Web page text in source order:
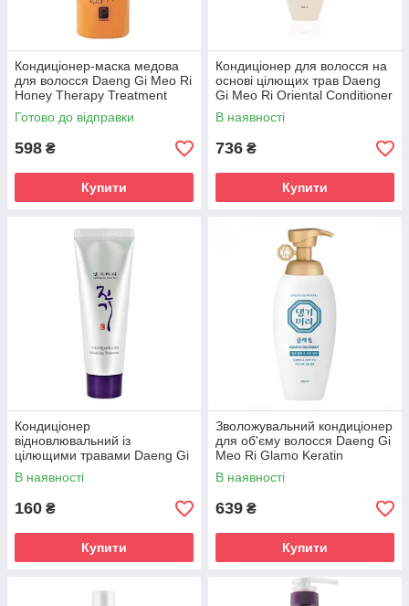
Кондиціонер-маска медова
для волосся Daeng Gi Meo Ri
Honey Therapy Treatment
500ml
Готово до відправки
598 ₴
Купити
Кондиціонер для волосся на
основі цілющих трав Daeng
Gi Meo Ri Oriental Conditioner
500 ml
В наявності
736 ₴
Купити
Кондиціонер
відновлювальний із
цілющими травами Daeng Gi
Meo Ri Vitalizing Treatment 50
ml
В наявності
160 ₴
Купити
Зволожувальний кондиціонер
для об'єму волосся Daeng Gi
Meo Ri Glamo Keratin
Treatment 400ml
В наявності
639 ₴
Купити